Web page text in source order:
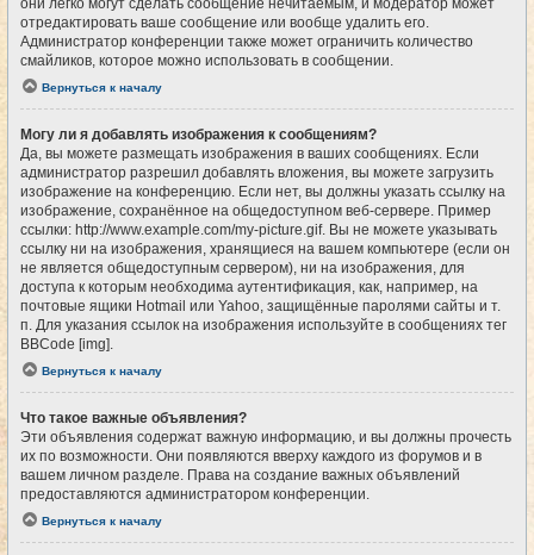
они легко могут сделать сообщение нечитаемым, и модератор может
отредактировать ваше сообщение или вообще удалить его.
Администратор конференции также может ограничить количество
смайликов, которое можно использовать в сообщении.
Вернуться к началу
Могу ли я добавлять изображения к сообщениям?
Да, вы можете размещать изображения в ваших сообщениях. Если
администратор разрешил добавлять вложения, вы можете загрузить
изображение на конференцию. Если нет, вы должны указать ссылку на
изображение, сохранённое на общедоступном веб-сервере. Пример
ссылки: http://www.example.com/my-picture.gif. Вы не можете указывать
ссылку ни на изображения, хранящиеся на вашем компьютере (если он
не является общедоступным сервером), ни на изображения, для
доступа к которым необходима аутентификация, как, например, на
почтовые ящики Hotmail или Yahoo, защищённые паролями сайты и т.
п. Для указания ссылок на изображения используйте в сообщениях тег
BBCode [img].
Вернуться к началу
Что такое важные объявления?
Эти объявления содержат важную информацию, и вы должны прочесть
их по возможности. Они появляются вверху каждого из форумов и в
вашем личном разделе. Права на создание важных объявлений
предоставляются администратором конференции.
Вернуться к началу